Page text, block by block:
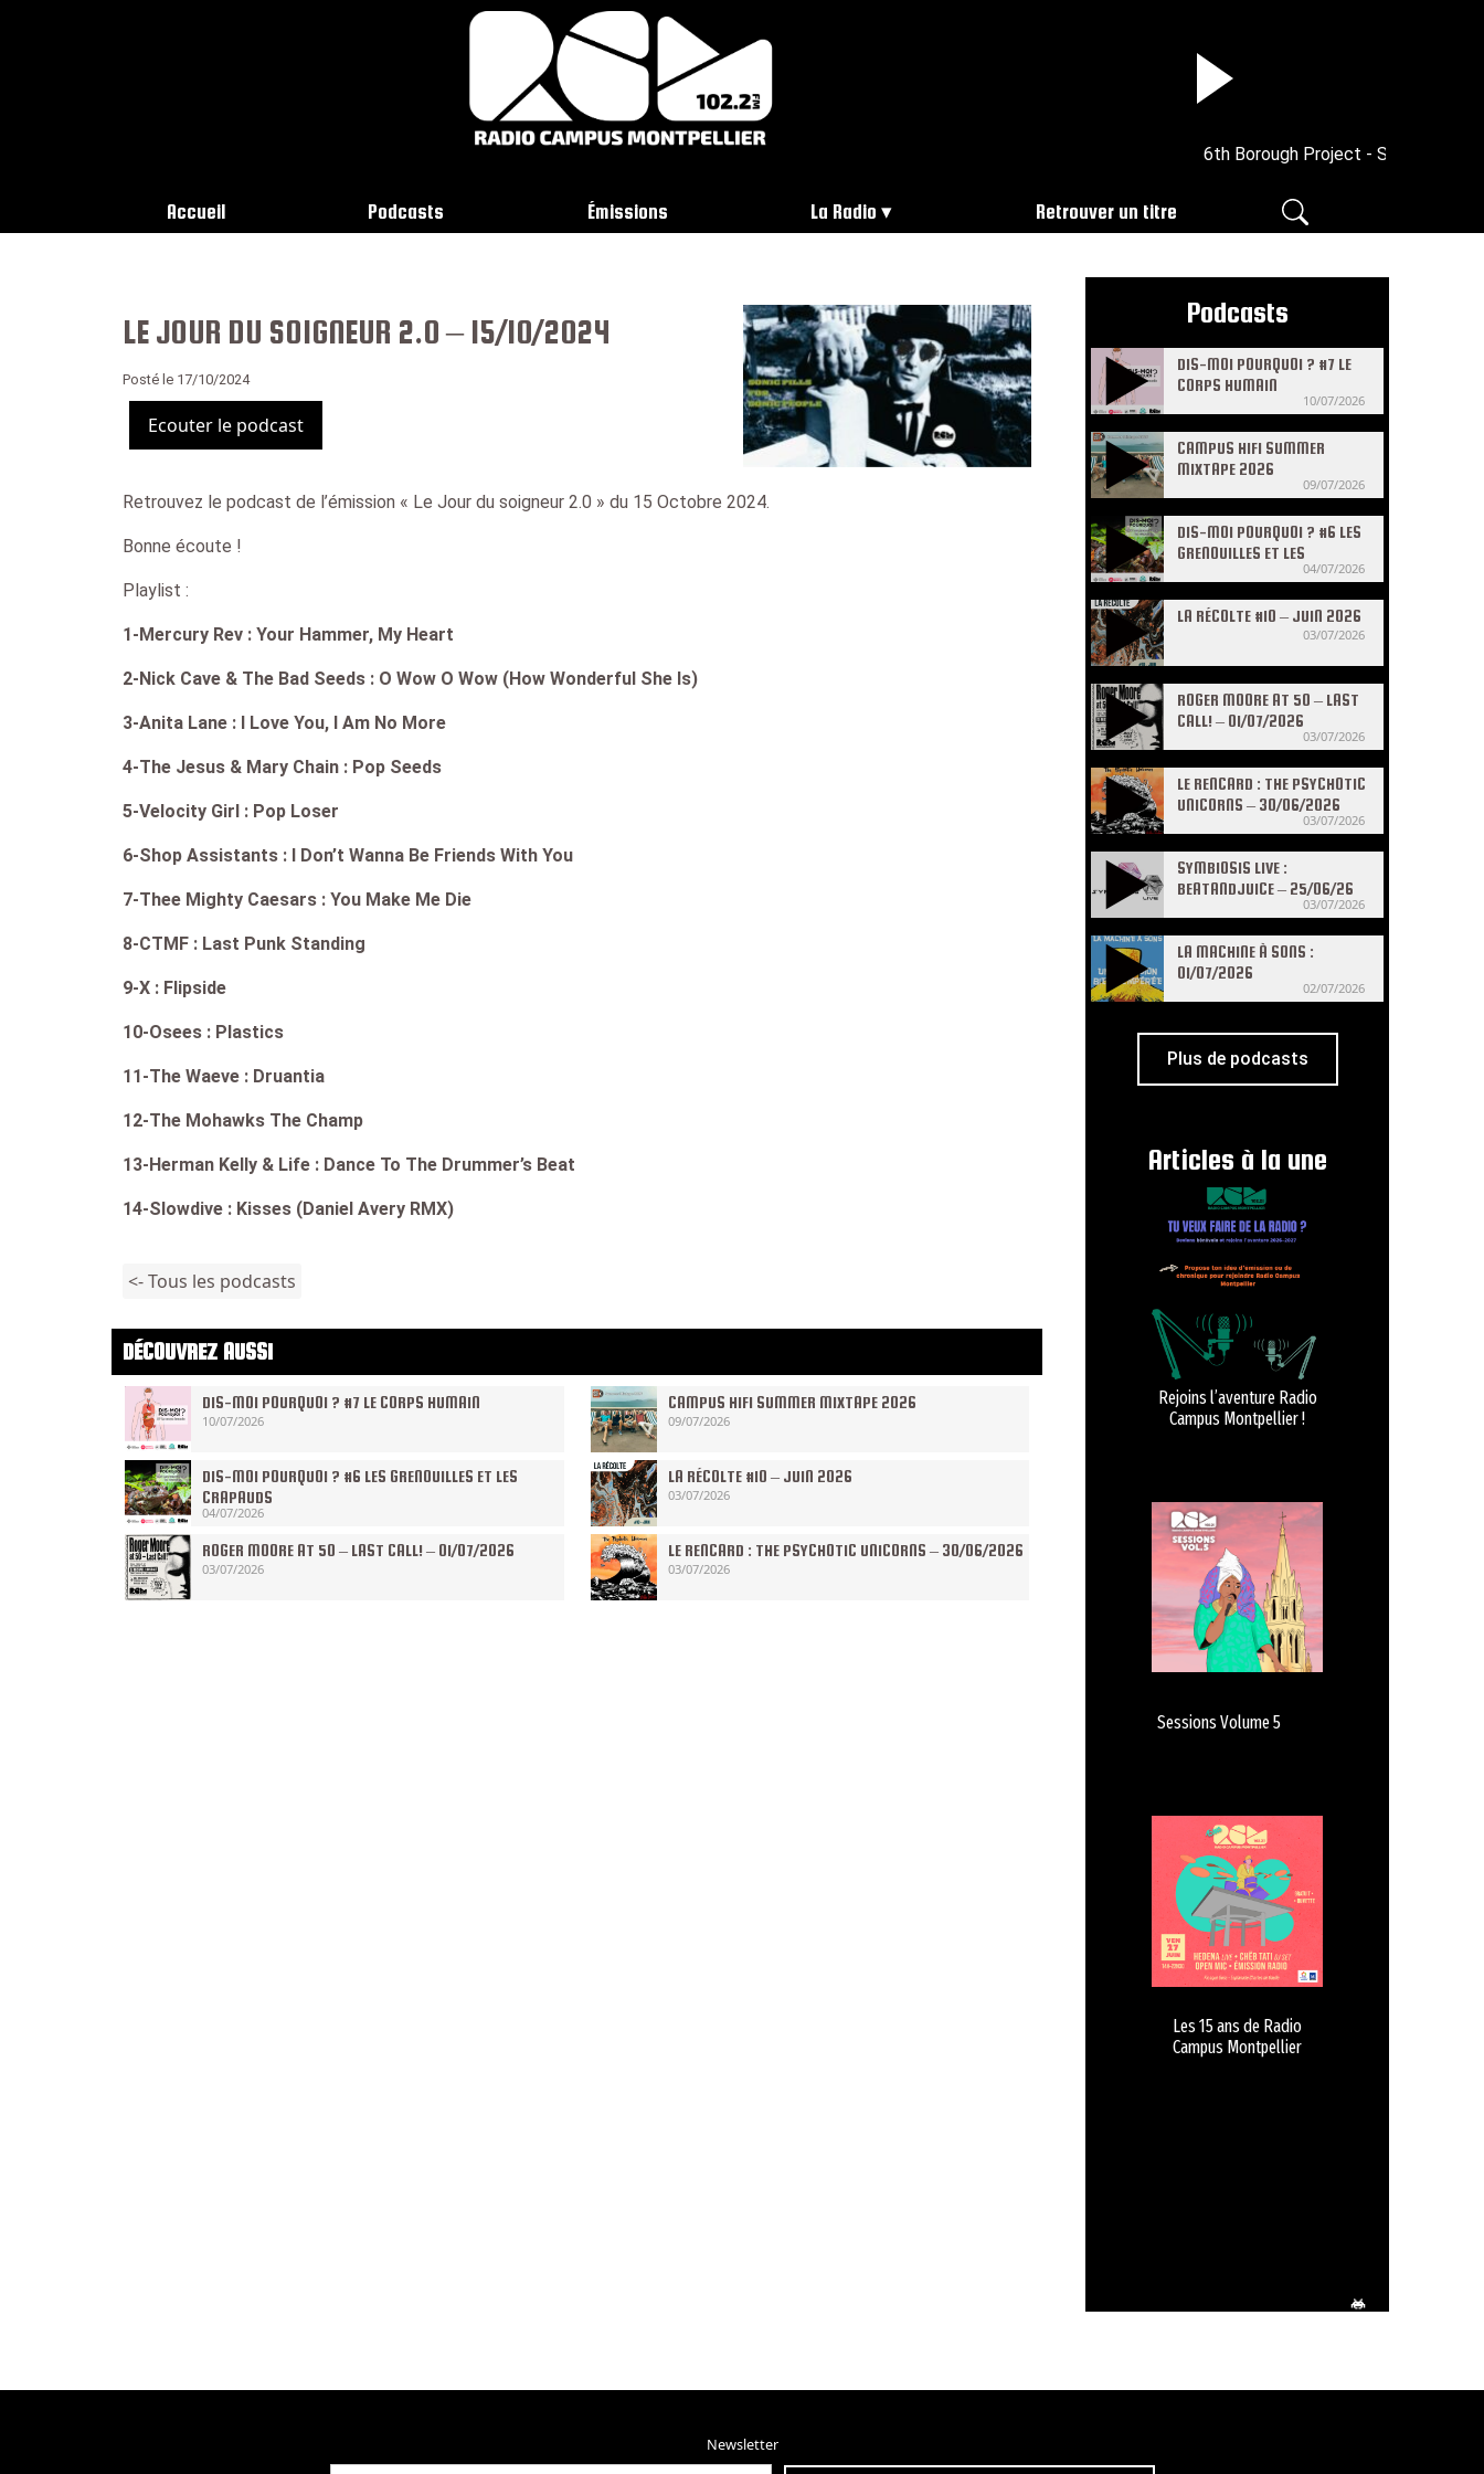
6th Borough Project - Settle
Accueil Podcasts Émissions La Radio Retrouver un titre
LE JOUR DU SOIGNEUR 2.0 – 15/10/2024
Posté le 17/10/2024
Ecouter le podcast
Retrouvez le podcast de l’émission « Le Jour du soigneur 2.0 » du 15 Octobre 2024.
Bonne écoute !
Playlist :
1-Mercury Rev : Your Hammer, My Heart
2-Nick Cave & The Bad Seeds : O Wow O Wow (How Wonderful She Is)
3-Anita Lane : I Love You, I Am No More
4-The Jesus & Mary Chain : Pop Seeds
5-Velocity Girl : Pop Loser
6-Shop Assistants : I Don’t Wanna Be Friends With You
7-Thee Mighty Caesars : You Make Me Die
8-CTMF : Last Punk Standing
9-X : Flipside
10-Osees : Plastics
11-The Waeve : Druantia
12-The Mohawks The Champ
13-Herman Kelly & Life : Dance To The Drummer’s Beat
14-Slowdive : Kisses (Daniel Avery RMX)
<- Tous les podcasts
DÉCOUVREZ AUSSI
DIS-MOI POURQUOI ? #7 LE CORPS HUMAIN
10/07/2026
CAMPUS HIFI SUMMER MIXTAPE 2026
09/07/2026
DIS-MOI POURQUOI ? #6 LES GRENOUILLES ET LES
CRAPAUDS
04/07/2026
LA RÉCOLTE #10 – JUIN 2026
03/07/2026
ROGER MOORE AT 50 – LAST CALL! – 01/07/2026
03/07/2026
LE RENCARD : THE PSYCHOTIC UNICORNS – 30/06/2026
03/07/2026
Podcasts
DIS-MOI POURQUOI ? #7 LE
CORPS HUMAIN
10/07/2026
CAMPUS HIFI SUMMER
MIXTAPE 2026
09/07/2026
DIS-MOI POURQUOI ? #6 LES
GRENOUILLES ET LES
04/07/2026
LA RÉCOLTE #10 – JUIN 2026
03/07/2026
ROGER MOORE AT 50 – LAST
CALL! – 01/07/2026
03/07/2026
LE RENCARD : THE PSYCHOTIC
UNICORNS – 30/06/2026
03/07/2026
SYMBIOSIS LIVE :
BEATANDJUICE – 25/06/26
03/07/2026
LA MACHINE À SONS :
01/07/2026
02/07/2026
Plus de podcasts
Articles à la une
Rejoins l’aventure Radio
Campus Montpellier !
Sessions Volume 5
Les 15 ans de Radio
Campus Montpellier
Newsletter